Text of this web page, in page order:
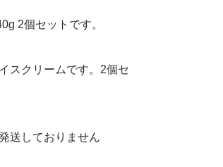
2個セットです。
スクリームです。2個セ
送しておりません